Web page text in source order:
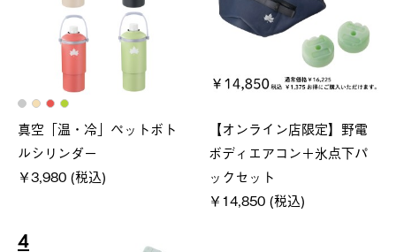
真空「温・冷」ペットボト
ルシリンダー
￥3,980 (税込)
【オンライン店限定】野電
ボディエアコン＋氷点下パ
ックセット
￥14,850 (税込)
4